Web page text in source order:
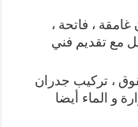
، فاتحة ،
مع تقديم فني
، تركيب جدران
و الماء أيضا